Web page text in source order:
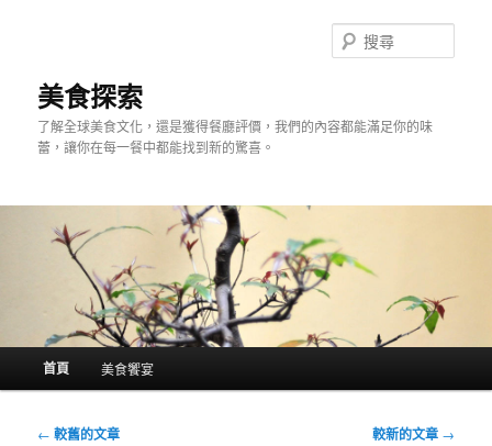
美食探索
了解全球美食文化，還是獲得餐廳評價，我們的內容都能滿足你的味
蕾，讓你在每一餐中都能找到新的驚喜。
尋
首頁 美食饗宴
文
← 較舊的文章 較新的文章 →